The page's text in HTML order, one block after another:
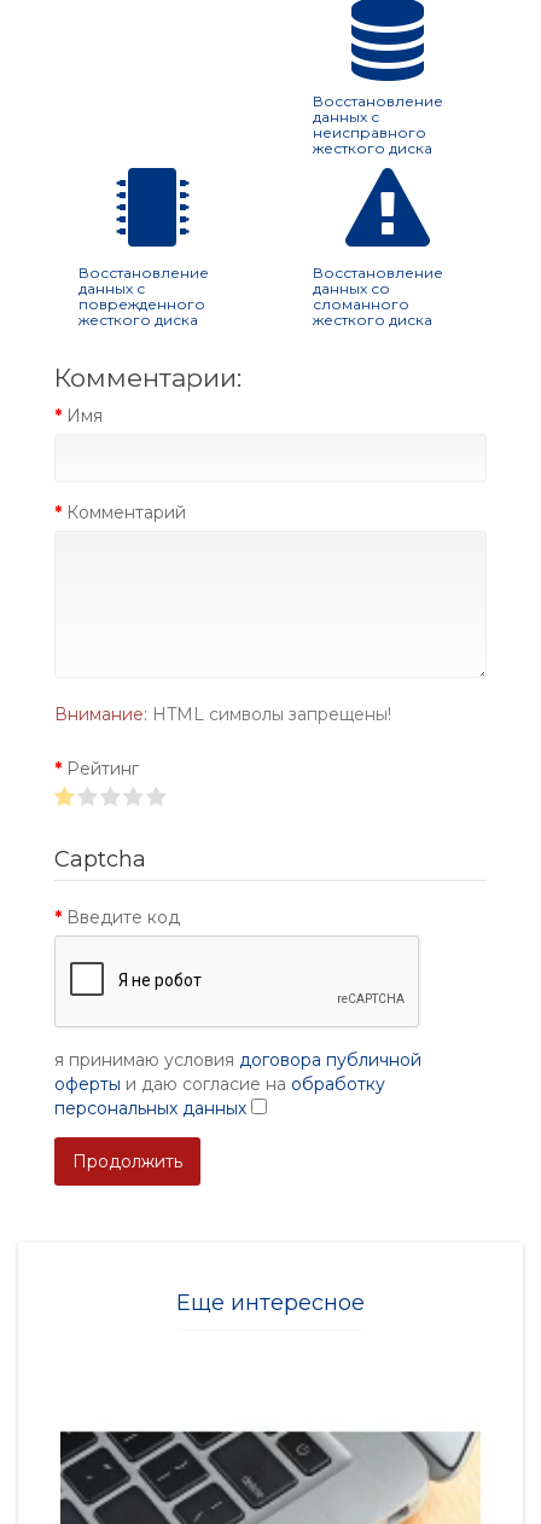
Восстановление
данных с
неисправного
жесткого диска
Восстановление
данных с
поврежденного
жесткого диска
Восстановление
данных со
сломанного
жесткого диска
Комментарии:
Имя
Комментарий
Внимание: HTML символы запрещены!
Рейтинг
Captcha
Введите код
я принимаю условия договора публичной
оферты и даю согласие на обработку
персональных данных
Продолжить
Еще интересное